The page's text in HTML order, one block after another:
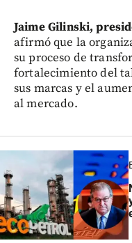
Jaime Gilinski,
afirmó que la
su proceso de
fortalecimiento del
sus marcas y el
al mercado.